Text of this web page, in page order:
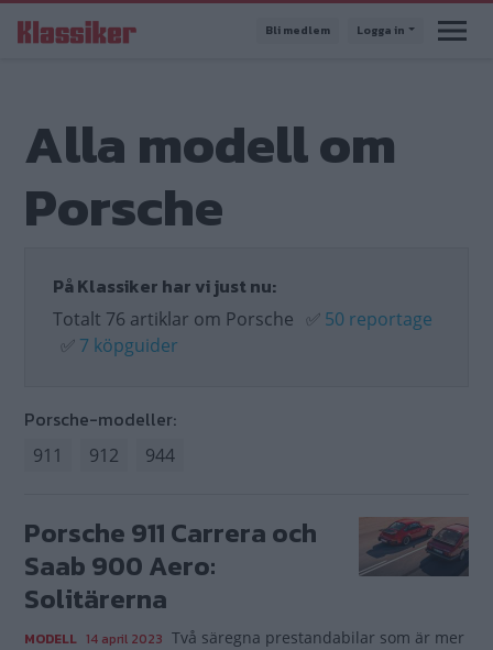
till
Bli medlem Logga in
Alla modell om
Porsche
På Klassiker har vi just nu:
Totalt 76 artiklar om Porsche ✅ 50 reportage
✅ 7 köpguider
Porsche-modeller:
911 912 944
Porsche 911 Carrera och
Saab 900 Aero:
Solitärerna
MODELL 14 april 2023 Två säregna prestandabilar som är mer